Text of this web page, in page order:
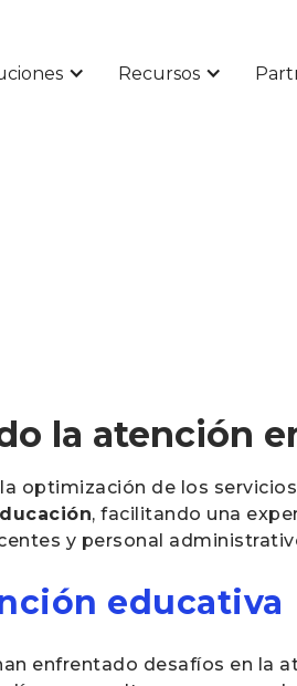
Recursos
la atención
optimización de los
, facilitando una
y personal
educativa
enfrentado desafíos en la